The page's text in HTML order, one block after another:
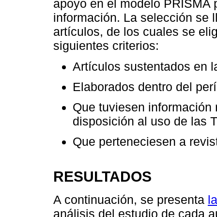
apoyo en el modelo
información. La selección se
artículos, de los cuales se
siguientes criterios:
Artículos sustentados en
Elaborados dentro del
Que tuviesen
disposición al uso de las
Que perteneciesen a
RESULTADOS
A continuación, se presenta
análisis del estudio de cada